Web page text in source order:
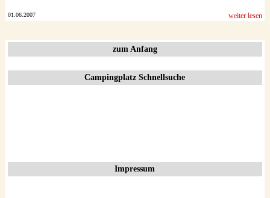
01.06.2007 weiter lesen
zum Anfang
Campingplatz Schnellsuche
Impressum